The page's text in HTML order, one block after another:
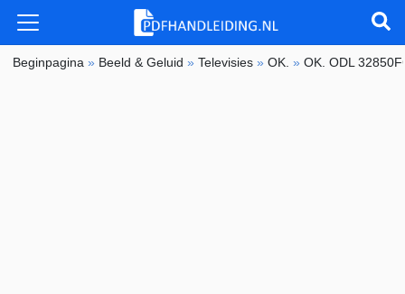
Beginpagina » Beeld & Geluid »Televisies »OK. »OK. ODL